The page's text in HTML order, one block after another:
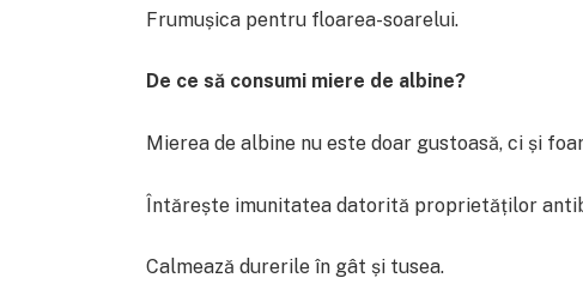
Frumușica pentru floarea-soarelui.
De ce să consumi miere de albine?
Mierea de albine nu este doar gustoasă, ci și
Întărește imunitatea datorită proprietăților
Calmează durerile în gât și tusea.